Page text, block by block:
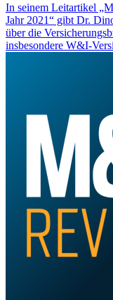
In seinem Leitartikel
Jahr 2021“ gibt Dr.
über die
insbesondere W&I-